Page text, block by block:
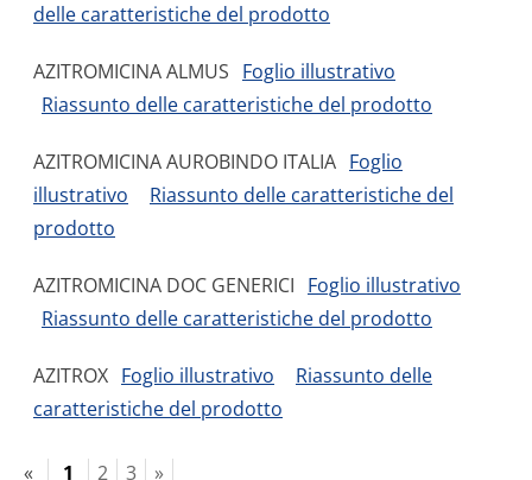
delle caratteristiche del prodotto
AZITROMICINA ALMUS Foglio illustrativo
Riassunto delle caratteristiche del prodotto
AZITROMICINA AUROBINDO ITALIA Foglio
illustrativo
Riassunto delle caratteristiche del
prodotto
AZITROMICINA DOC GENERICI Foglio illustrativo
Riassunto delle caratteristiche del prodotto
AZITROX Foglio illustrativo
Riassunto delle
caratteristiche del prodotto
« 1 2 3 »